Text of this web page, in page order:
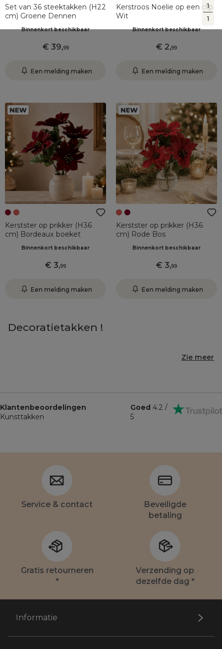
1
1
Set van 36 steektakken (H22
cm) Groene Dennen
Binnenkort beschikbaar
39,99
Een melding maken
Kerstroos Noelie op een clip
Wit
Binnenkort beschikbaar
2,99
Een melding maken
Kerstster op prikker (H36
cm) Bordeaux boeket
Binnenkort beschikbaar
3,99
Een melding maken
Kerstster op prikker (H36
cm) Rode Bos
Binnenkort beschikbaar
3,99
Een melding maken
Decoratietakken !
Zie meer
Klantenbeoordelingen
Kunsttakken
Goed 4.2 /
5
Service & contact
Beveiligde
betaling
Gratis retourneren
*
Verzending op
dezelfde dag *
Informatie